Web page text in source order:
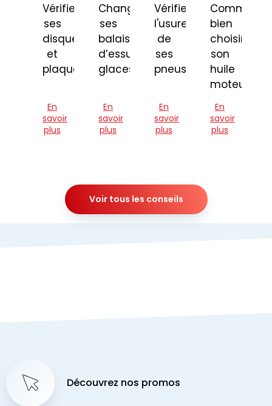
Vérifier
ses
disques
et
plaquettes
En
savoir
plus
Changer
ses
balais
d’essuie-
glaces
En
savoir
plus
Vérifier
l'usure
de
ses
pneus
En
savoir
plus
Comment
bien
choisir
son
huile
moteur
En
savoir
plus
Voir tous les conseils
Découvrez nos promos